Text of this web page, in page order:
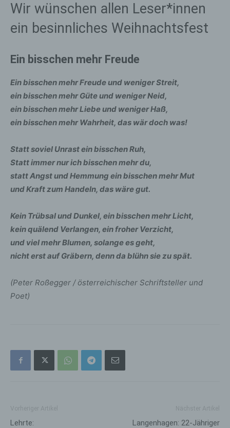
Wir wünschen allen Leser*innen
ein besinnliches Weihnachtsfest
Ein bisschen mehr Freude
Ein bisschen mehr Freude und weniger Streit,
ein bisschen mehr Güte und weniger Neid,
ein bisschen mehr Liebe und weniger Haß,
ein bisschen mehr Wahrheit, das wär doch was!
Statt soviel Unrast ein bisschen Ruh,
Statt immer nur ich bisschen mehr du,
statt Angst und Hemmung ein bisschen mehr Mut
und Kraft zum Handeln, das wäre gut.
Kein Trübsal und Dunkel, ein bisschen mehr Licht,
kein quälend Verlangen, ein froher Verzicht,
und viel mehr Blumen, solange es geht,
nicht erst auf Gräbern, denn da blühn sie zu spät.
(Peter Roßegger / österreichischer Schriftsteller und
Poet)
Lehrte:
Langenhagen: 22-Jähriger